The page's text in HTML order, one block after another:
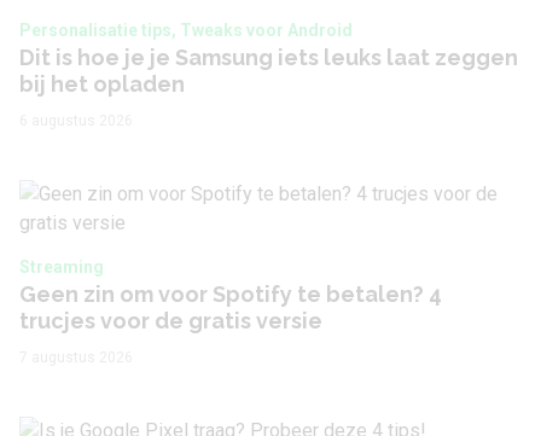
Personalisatie tips, Tweaks voor Android
Dit is hoe je je Samsung iets leuks laat zeggen
bij het opladen
Streaming
Geen zin om voor Spotify te betalen? 4
trucjes voor de gratis versie